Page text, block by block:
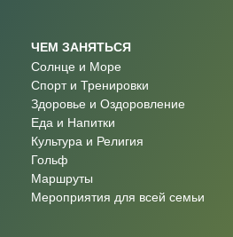
ЧЕМ ЗАНЯТЬСЯ
Солнце и Море
Спорт и Тренировки
Здоровье и Оздоровление
Еда и Напитки
Культура и Религия
Гольф
Маршруты
Мероприятия для всей семьи